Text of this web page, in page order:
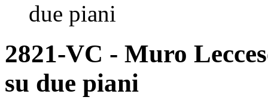
due piani
2821-VC - Muro
su due piani